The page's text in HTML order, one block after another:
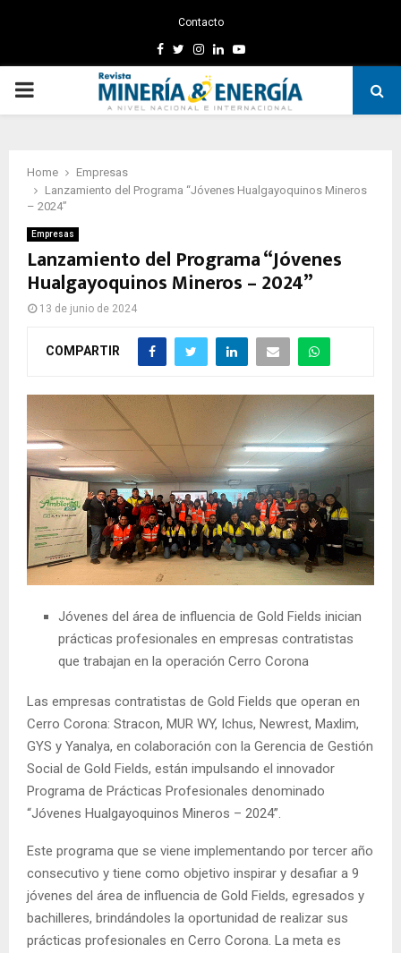
Contacto
Facebook
TwitterInstagram
LinkedinYoutube
PRIMARY
Home
Empresas
Lanzamiento del Programa “Jóvenes Hualgayoquinos Mineros
– 2024”
Empresas
Lanzamiento del Programa “Jóvenes
Hualgayoquinos Mineros – 2024”
13 de junio de 2024
COMPARTIR
Jóvenes del área de influencia de Gold Fields inician
prácticas profesionales en empresas contratistas
que trabajan en la operación Cerro Corona
Las empresas contratistas de Gold Fields que operan en
Cerro Corona: Stracon, MUR WY, Ichus, Newrest, Maxlim,
GYS y Yanalya, en colaboración con la Gerencia de Gestión
Social de Gold Fields, están impulsando el innovador
Programa de Prácticas Profesionales denominado
“Jóvenes Hualgayoquinos Mineros – 2024”.
Este programa que se viene implementando por tercer año
consecutivo y tiene como objetivo inspirar y desafiar a 9
jóvenes del área de influencia de Gold Fields, egresados y
bachilleres, brindándoles la oportunidad de realizar sus
prácticas profesionales en Cerro Corona. La meta es